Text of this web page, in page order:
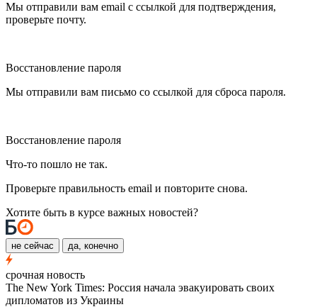
Мы отправили вам email с ссылкой для подтверждения,
проверьте почту.
Восстановление пароля
Мы отправили вам письмо со ссылкой для сброса пароля.
Восстановление пароля
Что-то пошло не так.
Проверьте правильность email и повторите снова.
Хотите быть в курсе важных новостей?
не сейчас да, конечно
срочная новость
The New York Times: Россия начала эвакуировать своих
дипломатов из Украины